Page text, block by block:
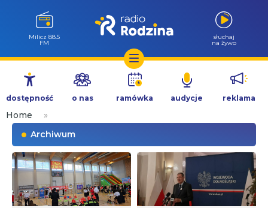
Przejdź
treści
Góra Igliczna
107.2 FM
słuchaj
na żywo
dostępność o nas ramówka audycje reklama
Home
»
Archiwum